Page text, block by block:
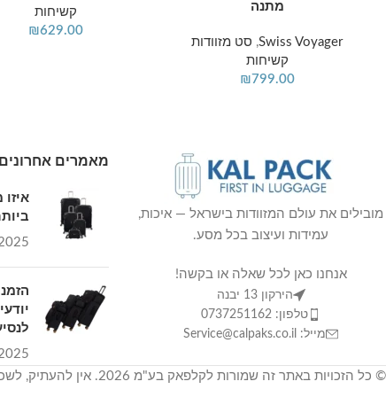
מתנה
Swiss Voyager
, סט מזוודות
קשיחות
₪799.00
קשיחות
₪629.00
מובילים את עולם המזוודות בישראל — איכות,
עמידות ועיצוב בכל מסע.
אנחנו כאן לכל שאלה או בקשה!
הירקון 13 יבנה
טלפון: 0737251162
מייל: Service@calpaks.co.il
מאמרים אחרונים
© כל הזכויות באתר זה שמורות לקלפאק בע"מ 2026. אין להעתיק, לשכפל ולצלם.